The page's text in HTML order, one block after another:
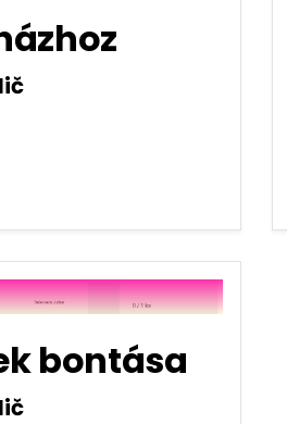
bontása